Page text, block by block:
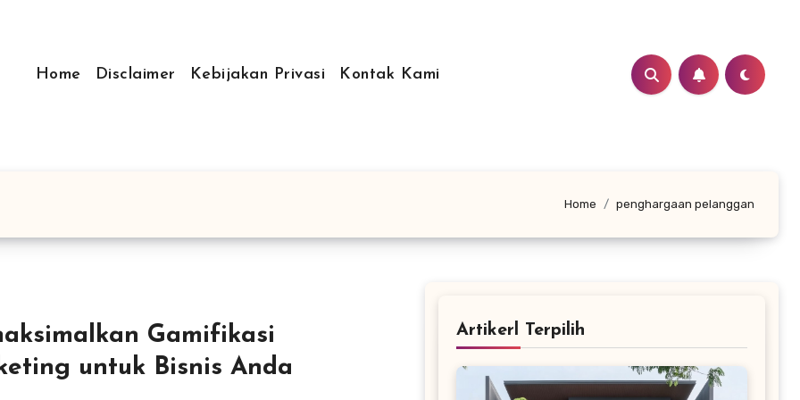
Home
Disclaimer Kebijakan Privasi Kontak Kami
Home penghargaan pelanggan
Gamifikasi
untuk Bisnis Anda
Artikerl Terpilih